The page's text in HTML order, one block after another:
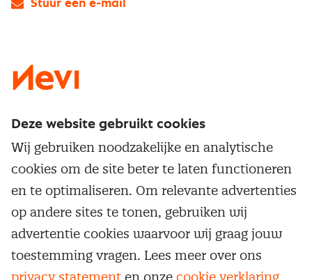
Service & contact
Over inkoop
Netwerk en communities
Aanmelden nieuwsbrief
Word lid van Nevi
Populaire thema's
Aanbesteden
Contractmanagement
Kostenmanagement
Onderhandelen
Opleidingen en trainingen
Trainingen
Opleidingen
Stuur een e-mail
Cookievoorkeuren beherenOnzealgemene
Deze website gebruikt cookies
Wij gebruiken noodzakelijke en analytische
cookies om de site beter te laten functioneren
en te optimaliseren. Om relevante advertenties
op andere sites te tonen, gebruiken wij
advertentie cookies waarvoor wij graag jouw
toestemming vragen. Lees meer over ons